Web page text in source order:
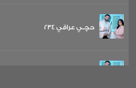
حچـي عراقي 234